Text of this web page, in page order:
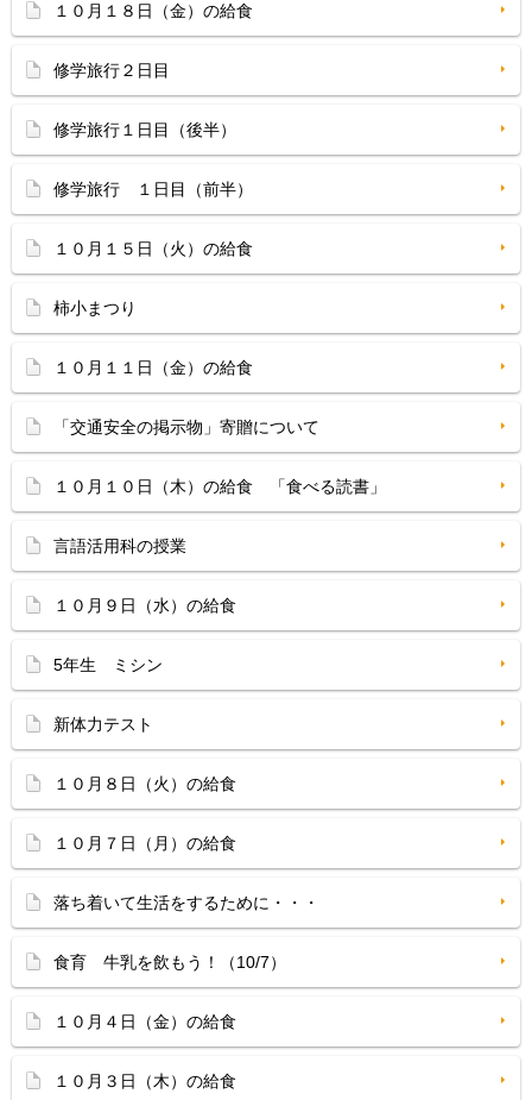
１０月１８日（金）の給食
修学旅行２日目
修学旅行１日目（後半）
修学旅行 １日目（前半）
１０月１５日（火）の給食
柿小まつり
１０月１１日（金）の給食
「交通安全の掲示物」寄贈について
１０月１０日（木）の給食 「食べる読書」
言語活用科の授業
１０月９日（水）の給食
5年生 ミシン
新体力テスト
１０月８日（火）の給食
１０月７日（月）の給食
落ち着いて生活をするために・・・
食育 牛乳を飲もう！（10/7）
１０月４日（金）の給食
１０月３日（木）の給食